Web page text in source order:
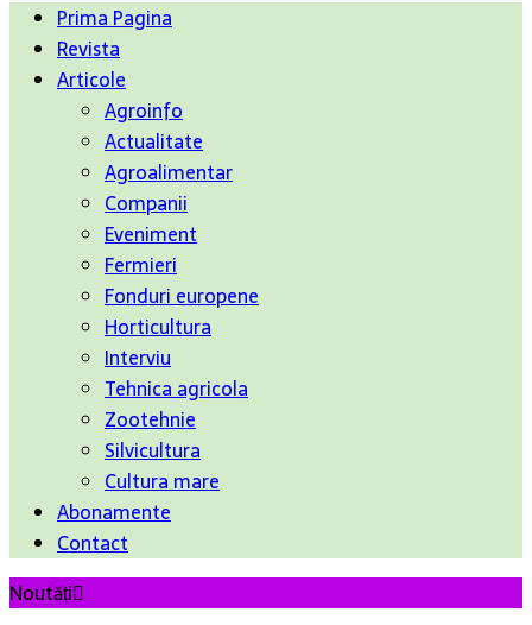
Prima Pagina
Revista
Articole
Agroinfo
Actualitate
Agroalimentar
Companii
Eveniment
Fermieri
Fonduri europene
Horticultura
Interviu
Tehnica agricola
Zootehnie
Silvicultura
Cultura mare
Abonamente
Contact
Noutăți